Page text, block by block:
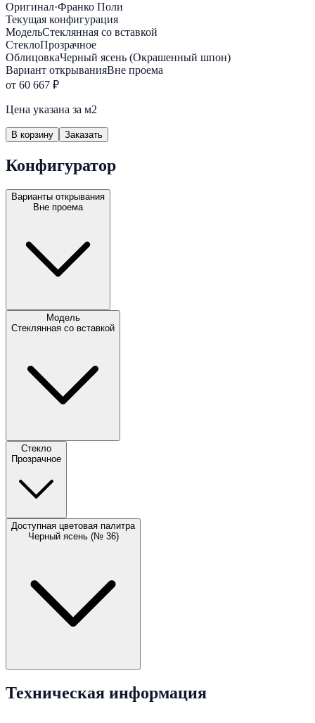
Оригинал·Франко Поли
Текущая конфигурация
МодельСтеклянная со вставкой
СтеклоПрозрачное
ОблицовкаЧерный ясень (Окрашенный шпон)
Вариант открыванияВне проема
от 60 667 ₽
Цена указана за м2
В корзину Заказать
Конфигуратор
Варианты открывания
Вне проема
Модель
Стеклянная со вставкой
Стекло
Прозрачное
Доступная цветовая палитра
Черный ясень (№ 36)
Техническая информация